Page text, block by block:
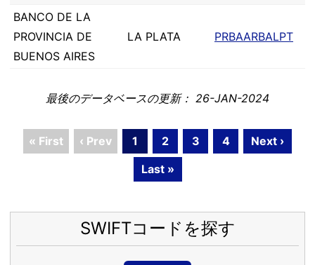
BANCO DE LA
PROVINCIA DE
BUENOS AIRES
LA PLATA PRBAARBALPT
最後のデータベースの更新： 26-JAN-2024
« First ‹ Prev 1 2 3 4
Next ›
Last »
SWIFTコードを探す